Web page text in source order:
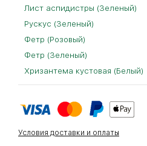
Лист аспидистры (Зеленый)
Рускус (Зеленый)
Фетр (Розовый)
Фетр (Зеленый)
Хризантема кустовая (Белый)
Условия доставки и оплаты